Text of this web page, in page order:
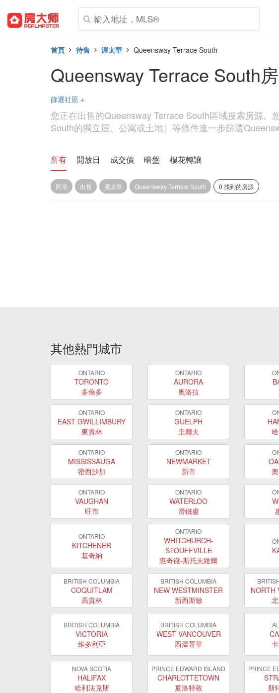
首頁 待售 渥太華 Queensway Terrace South
Queensway Terrace South
篩選社區 +
您正在出售的Queensway Terrace South區域搜索房源
South的獨立屋、公寓或土地）等條件進一步篩選
所有 開放日 成交價 暗盤 樓花轉讓
民宅 出售 渥太華 Queensway Terrace South 0 找到的房源
其他熱門城市
ONTARIO
TORONTO
多倫多
ONTARIO
AURORA
奧洛拉
ONTARIO
EAST GWILLIMBURY
東貴林
ONTARIO
GUELPH
圭爾夫
ONTARIO
MISSISSAUGA
密西沙加
ONTARIO
NEWMARKET
新市
ONTARIO
VAUGHAN
旺市
ONTARIO
WATERLOO
滑鐵盧
ONTARIO
KITCHENER
基奇納
ONTARIO
WHITCHURCH-
STOUFFVILLE
惠奇徹-斯托夫維爾
BRITISH COLUMBIA
COQUITLAM
高貴林
BRITISH COLUMBIA
NEW WESTMINSTER
新西斯敏
NORTH
BRITISH COLUMBIA
VICTORIA
維多利亞
BRITISH COLUMBIA
WEST VANCOUVER
西溫哥華
NOVA SCOTIA
HALIFAX
哈利法克斯
PRINCE EDWARD ISLAND
CHARLOTTETOWN
夏洛特敦
PRINCE
斯